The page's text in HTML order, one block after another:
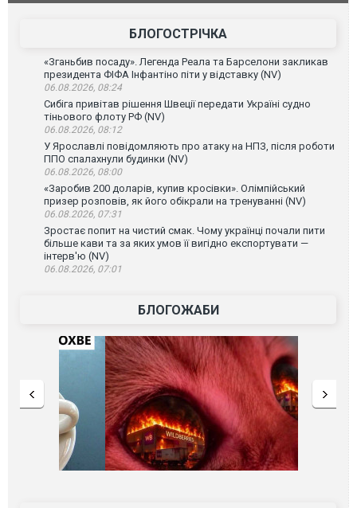
Франції
БЛОГОСТРІЧКА
«Зганьбив посаду». Легенда Реала та Барселони закликав
президента ФІФА Інфантіно піти у відставку (NV)
06.08.2026, 08:24
Сибіга привітав рішення Швеції передати Україні судно
тіньового флоту РФ (NV)
06.08.2026, 08:12
У Ярославлі повідомляють про атаку на НПЗ, після роботи
ППО спалахнули будинки (NV)
06.08.2026, 08:00
«Заробив 200 доларів, купив кросівки». Олімпійський
призер розповів, як його обікрали на тренуванні (NV)
06.08.2026, 07:31
Зростає попит на чистий смак. Чому українці почали пити
більше кави та за яких умов її вигідно експортувати —
інтерв'ю (NV)
06.08.2026, 07:01
БЛОГОЖАБИ